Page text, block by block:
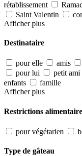
rétablissement
Saint Valentin
Afficher plus
Destinataire
pour elle amis
pour lui
petit ami
enfants
famille
Afficher plus
Restrictions
pour végétarien
Type de gâteau